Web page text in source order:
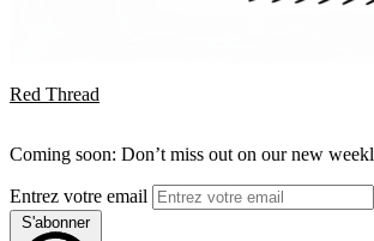
Red Thread
Coming soon: Don’t miss out on our new
Entrez votre email
S'abonner